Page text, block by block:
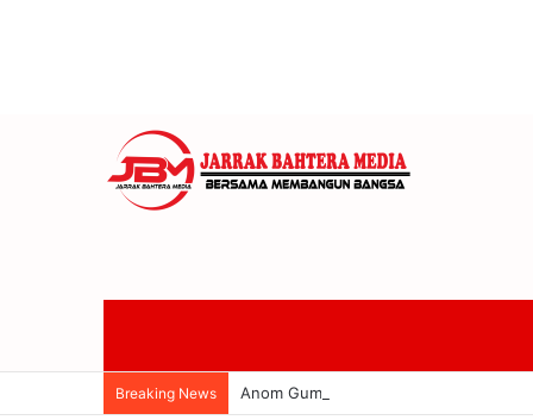
Breaking News Anom Gumanti Pimpin Raker Banggar